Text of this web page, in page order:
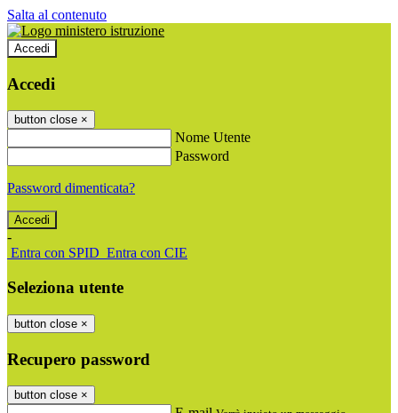
Salta al contenuto
Accedi
Accedi
button close ×
Nome Utente
Password
Password dimenticata?
-
Entra con SPID Entra con CIE
Seleziona utente
button close ×
Recupero password
button close ×